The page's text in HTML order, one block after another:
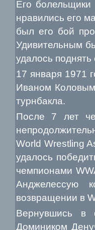
Его
нравились его
был его бой
Удивительным
удалось
17 января 1971
Иваном Коловым
турнбакла.
После 7 лет
World Wrestling
удалось
чемпионами
Анджелессую
возвращении в
Вернувшись в
Домиником